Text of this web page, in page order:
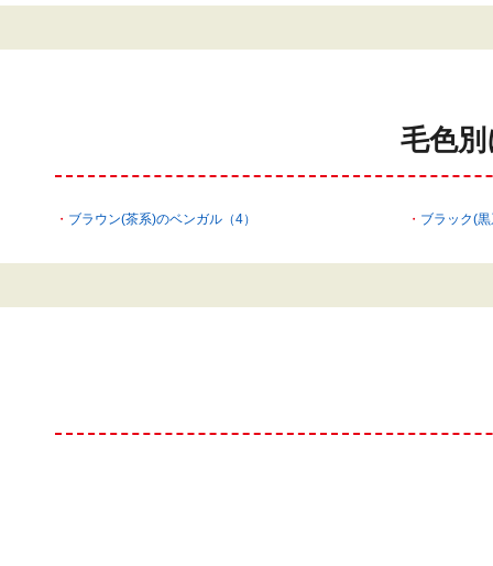
毛色
ブラウン(茶系)のベンガル（4） ブラック(